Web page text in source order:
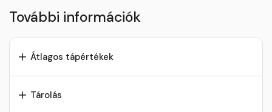
További információk
Átlagos tápértékek
Tárolás